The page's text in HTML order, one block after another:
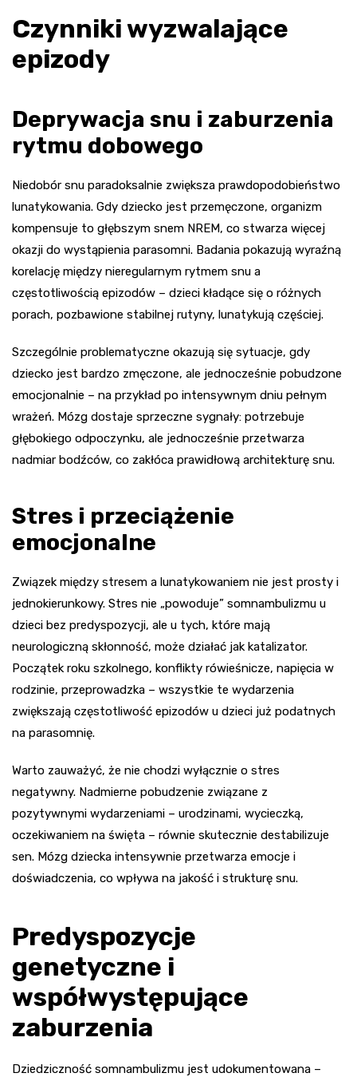
Czynniki wyzwalające
epizody
Deprywacja snu i zaburzenia
rytmu dobowego
Niedobór snu paradoksalnie zwiększa prawdopodobieństwo
lunatykowania. Gdy dziecko jest przemęczone, organizm
kompensuje to głębszym snem NREM, co stwarza więcej
okazji do wystąpienia parasomni. Badania pokazują wyraźną
korelację między nieregularnym rytmem snu a
częstotliwością epizodów – dzieci kładące się o różnych
porach, pozbawione stabilnej rutyny, lunatykują częściej.
Szczególnie problematyczne okazują się sytuacje, gdy
dziecko jest bardzo zmęczone, ale jednocześnie pobudzone
emocjonalnie – na przykład po intensywnym dniu pełnym
wrażeń. Mózg dostaje sprzeczne sygnały: potrzebuje
głębokiego odpoczynku, ale jednocześnie przetwarza
nadmiar bodźców, co zakłóca prawidłową architekturę snu.
Stres i przeciążenie
emocjonalne
Związek między stresem a lunatykowaniem nie jest prosty i
jednokierunkowy. Stres nie „powoduje” somnambulizmu u
dzieci bez predyspozycji, ale u tych, które mają
neurologiczną skłonność, może działać jak katalizator.
Początek roku szkolnego, konflikty rówieśnicze, napięcia w
rodzinie, przeprowadzka – wszystkie te wydarzenia
zwiększają częstotliwość epizodów u dzieci już podatnych
na parasomnię.
Warto zauważyć, że nie chodzi wyłącznie o stres
negatywny. Nadmierne pobudzenie związane z
pozytywnymi wydarzeniami – urodzinami, wycieczką,
oczekiwaniem na święta – równie skutecznie destabilizuje
sen. Mózg dziecka intensywnie przetwarza emocje i
doświadczenia, co wpływa na jakość i strukturę snu.
Predyspozycje
genetyczne i
współwystępujące
zaburzenia
Dziedziczność somnambulizmu jest udokumentowana –